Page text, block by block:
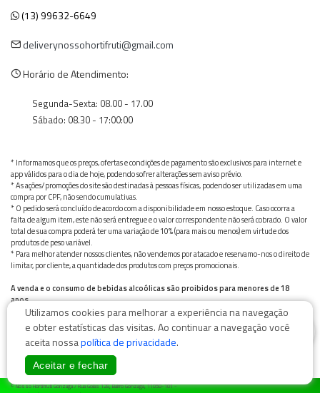
(13) 99632-6649
deliverynossohortifruti@gmail.com
Horário de Atendimento:
Segunda-Sexta: 08.00 - 17.00
Sábado: 08.30 - 17:00:00
* Informamos que os preços, ofertas e condições de pagamento são exclusivos para internet e
app válidos para o dia de hoje, podendo sofrer alterações sem aviso prévio.
* As ações/promoções do site são destinadas à pessoas físicas, podendo ser utilizadas em uma
compra por CPF, não sendo cumulativas.
* O pedido será concluído de acordo com a disponibilidade em nosso estoque. Caso ocorra a
falta de algum item, este não será entregue e o valor correspondente não será cobrado. O valor
total de sua compra poderá ter uma variação de 10% (para mais ou menos) em virtude dos
produtos de peso variável.
* Para melhor atender nossos clientes, não vendemos por atacado e reservamo-nos o direito de
limitar, por cliente, a quantidade dos produtos com preços promocionais.
A venda e o consumo de bebidas alcoólicas são proibidos para menores de 18
anos.
Bebida alcoólica pode causar dependência química e, em excesso, provoca graves males à saúde.
Beba com moderação
© Nosso Hortifruti Gonzaga / Rua Goiás 128, Bairro Gonzaga, 11050-101 -
Utilizamos cookies para melhorar a experiência na navegação
e obter estatísticas das visitas. Ao continuar a navegação você
aceita nossapolítica de privacidade.
Aceitar e fechar